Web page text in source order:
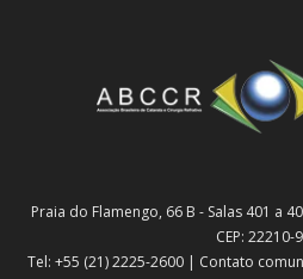
Praia do Flamengo, 66 B - Salas 401 a
CEP: 22210-
Tel: +55 (21) 2225-2600 | Contato